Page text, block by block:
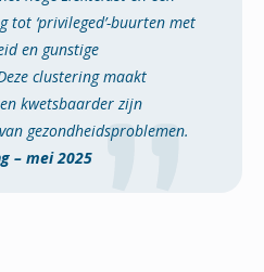
tot ‘privileged’-buurten met
en gunstige
clustering maakt
kwetsbaarder zijn
gezondheidsproblemen.
– mei 2025